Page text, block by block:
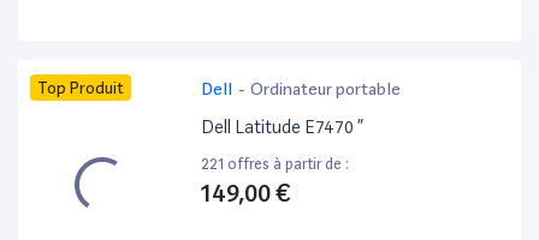
Top Produit Dell - Ordinateur portable
Dell Latitude E7470 ”
221 offres à partir de :
149,00 €